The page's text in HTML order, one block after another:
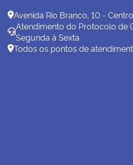
Avenida Rio Branco, 10 -
Atendimento do Protocolo de
Segunda à Sexta
Todos os pontos de